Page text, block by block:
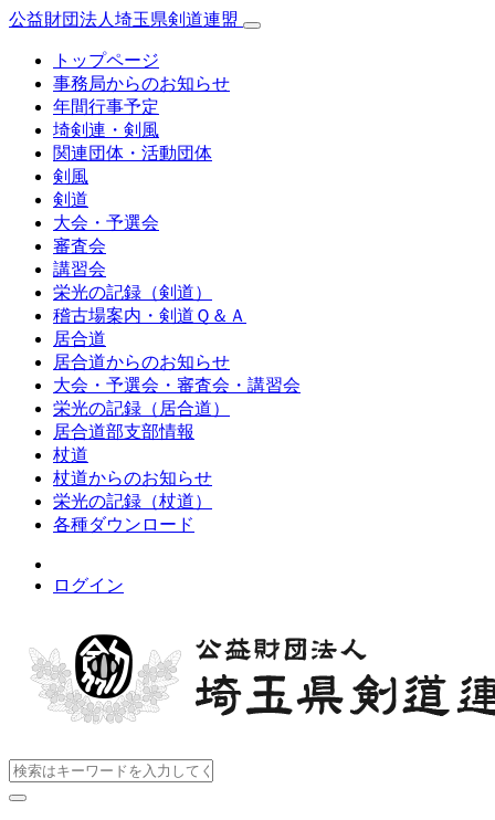
公益財団法人埼玉県剣道連盟
トップページ
事務局からのお知らせ
年間行事予定
埼剣連・剣風
関連団体・活動団体
剣風
剣道
大会・予選会
審査会
講習会
栄光の記録（剣道）
稽古場案内・剣道Ｑ＆Ａ
居合道
居合道からのお知らせ
大会・予選会・審査会・講習会
栄光の記録（居合道）
居合道部支部情報
杖道
杖道からのお知らせ
栄光の記録（杖道）
各種ダウンロード
ログイン